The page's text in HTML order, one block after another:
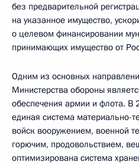
без предварительной
на указанное имущество,
о целевом финансировании
принимающих имущество от
Одним из основных
Министерства обороны
обеспечения армии и флота. В
единая система материально-
войск вооружением, военной
горючим, продовольствием,
оптимизирована система